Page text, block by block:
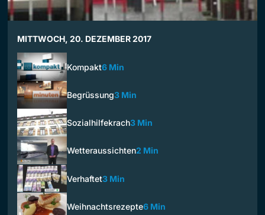
MITTWOCH, 20. DEZEMBER 2017
Kompakt6 Min
Begrüssung3 Min
Sozialhilfekrach3 Min
Wetteraussichten2 Min
Verhaftet3 Min
Weihnachtsrezepte6 Min